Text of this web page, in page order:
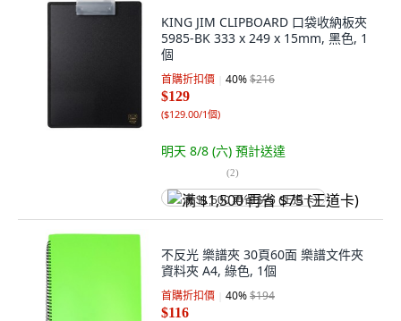
KING JIM CLIPBOARD 口袋收納板夾
5985-BK 333 x 249 x 15mm, 黑色, 1
個
首購折扣價 40%$216
$129
($129.00/1個)
明天 8/8 (六) 預計送達
(2)
满 $1,500 再省 $75 (王道卡)
不反光 樂譜夾 30頁60面 樂譜文件夾
資料夾 A4, 綠色, 1個
首購折扣價 40%$194
$116